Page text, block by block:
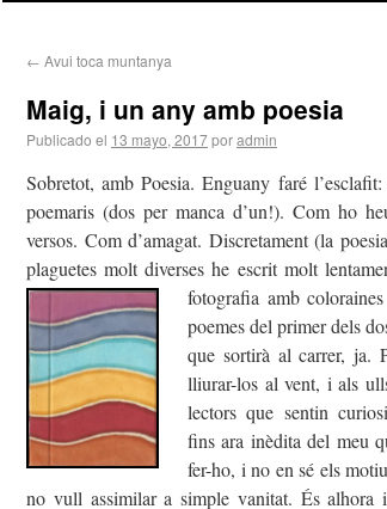
← Avui toca muntanya
Maig, i un any amb poesia
Publicado el 13 mayo, 2017poradmin
Sobretot, amb Poesia. Enguany faré
poemaris (dos per manca d’un!). Com ho
versos. Com d’amagat. Discretament (la
plaguetes molt diverses he escrit molt
fotografia amb
poemes del primer dels
que sortirà al carrer, ja.
lliurar-los al vent, i als
lectors que sentin
fins ara inèdita del meu
fer-ho, i no en sé els
no vull assimilar a simple vanitat. És alhora